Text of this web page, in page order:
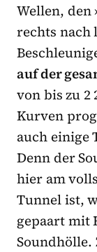
Wellen, den
rechts nach
auf der
von bis zu 2
Kurven
auch einige
Denn der
hier am
Tunnel ist,
gepaart mit
Soundhölle.